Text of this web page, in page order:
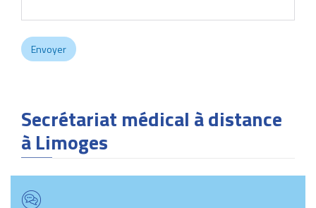
Secrétariat médical à distance
à Limoges